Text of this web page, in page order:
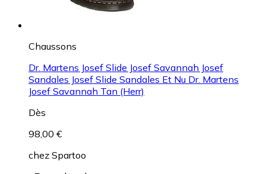
Chaussons
Dr. Martens Josef Slide Josef Savannah Josef
Sandales Josef Slide Sandales Et Nu Dr. Martens
Josef Savannah Tan (Herr)
Dès
98,00 €
chez Spartoo